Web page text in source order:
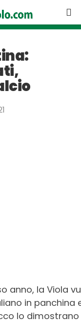
anno, la Viola
in panchina
lo dimostrano